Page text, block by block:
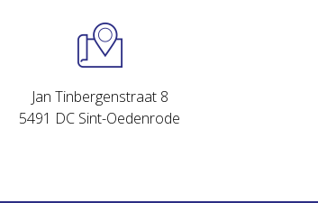
Jan Tinbergenstraat 8
5491 DC Sint-Oedenrode